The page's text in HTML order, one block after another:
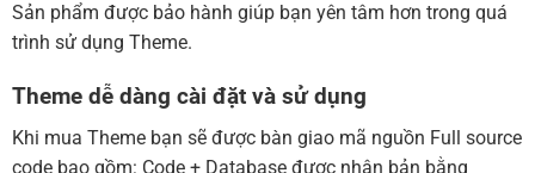
Sản phẩm được bảo hành giúp bạn yên tâm hơn trong quá
trình sử dụng Theme.
Theme dễ dàng cài đặt và sử dụng
Khi mua Theme bạn sẽ được bàn giao mã nguồn Full source
code bao gồm: Code + Database được nhân bản bằng